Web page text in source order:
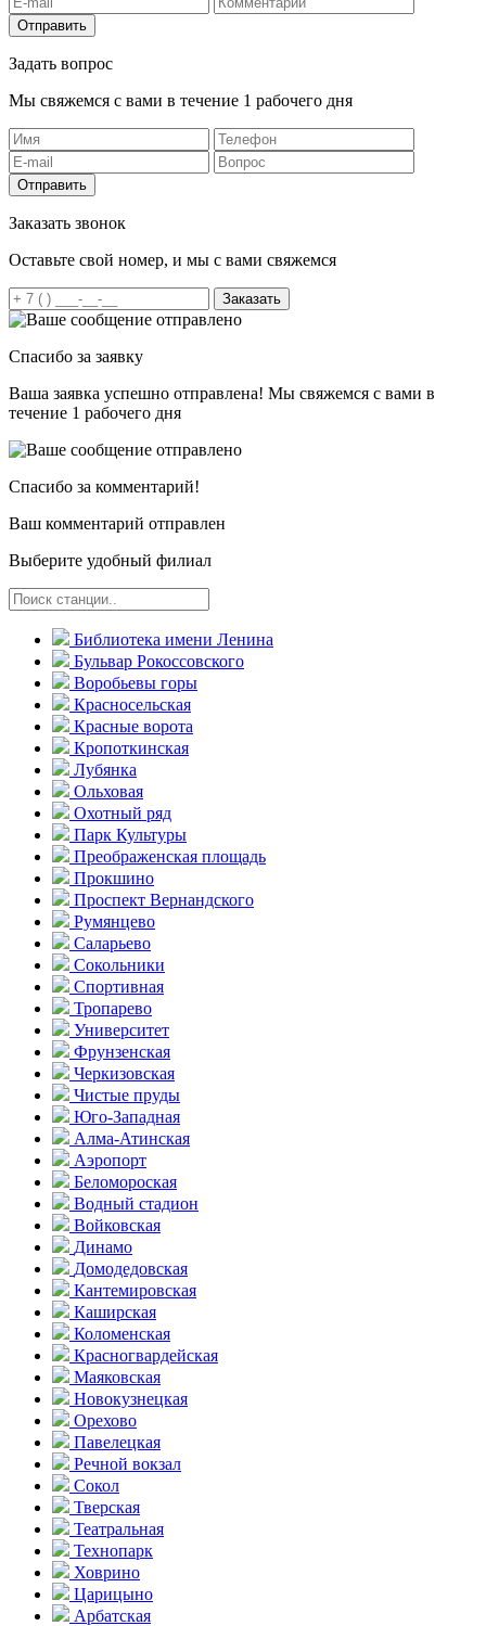
Отправить
Задать вопрос
Мы свяжемся с вами в течение 1 рабочего дня
Отправить
Заказать звонок
Оставьте свой номер, и мы с вами свяжемся
Заказать
Спасибо за заявку
Ваша заявка успешно отправлена! Мы свяжемся с вами в
течение 1 рабочего дня
Спасибо за комментарий!
Ваш комментарий отправлен
Выберите удобный филиал
Библиотека имени Ленина
Бульвар Рокоссовского
Воробьевы горы
Красно­сельская
Красные ворота
Кропоткинс­кая
Лубянка
Ольховая
Охотный ряд
Парк Культуры
Преобра­женская площадь
Прокшино
Проспект Вернандского
Румянцево
Саларьево
Сокольники
Спортивная
Тропарево
Университет
Фрунзенская
Черкизовская
Чистые пруды
Юго-Западная
Алма-Атинская
Аэропорт
Беломороская
Водный стадион
Войковская
Динамо
Домоде­довская
Кантеми­ровская
Каширская
Коломенская
Красногвар­дейская
Маяковская
Новокузнецкая
Орехово
Павелецкая
Речной вокзал
Сокол
Тверская
Театральная
Технопарк
Ховрино
Царицыно
Арбатская